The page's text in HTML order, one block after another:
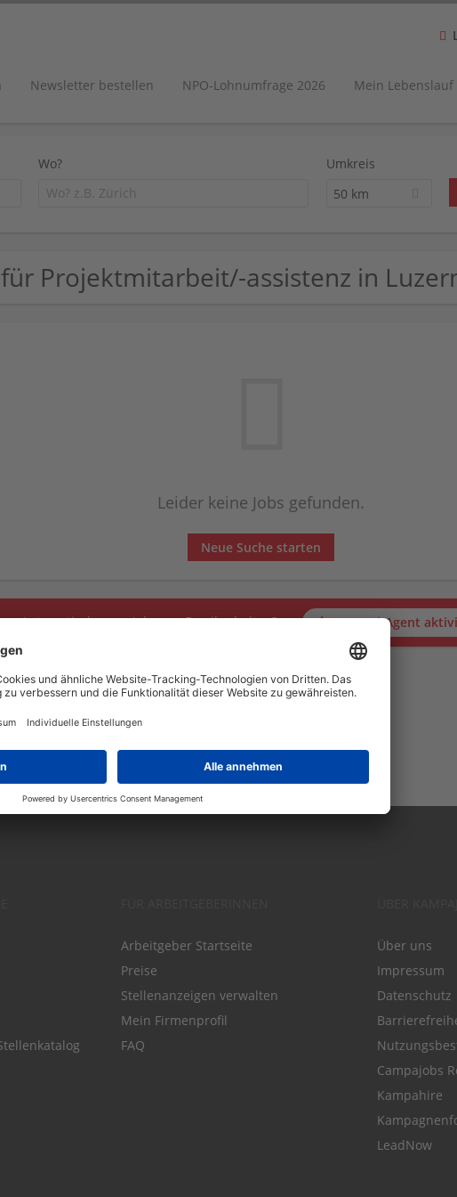
Newsletter bestellen NPO-Lohnumfrage 2026 Mein Lebenslauf
Wo?
Umkreis
50 km
für Projektmitarbeit/-assistenz in
Leider keine Jobs gefunden.
Neue Suche starten
Automatisch neue Jobs per Email erhalten? Jetzt JobAgent
Arbeitgeber Startseite
Preise
Stellenanzeigen verwalten
Mein Firmenprofil
FAQ
Über uns
Impressum
Datenschutz
Campajobs
Kampahire
LeadNow